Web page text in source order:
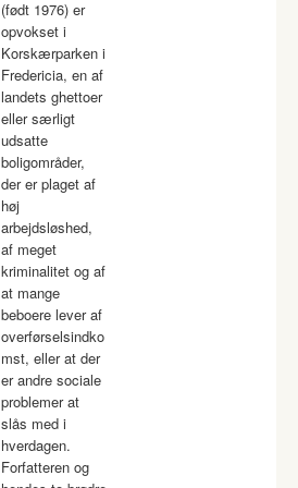
(født 1976) er
opvokset i
Korskærparken i
Fredericia, en af
landets ghettoer
eller særligt
udsatte
boligområder,
der er plaget af
høj
arbejdsløshed,
af meget
kriminalitet og af
at mange
beboere lever af
overførselsindko
mst, eller at der
er andre sociale
problemer at
slås med i
hverdagen.
Forfatteren og